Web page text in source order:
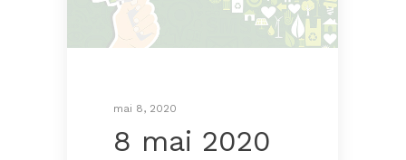
mai 8, 2020
8 mai 2020